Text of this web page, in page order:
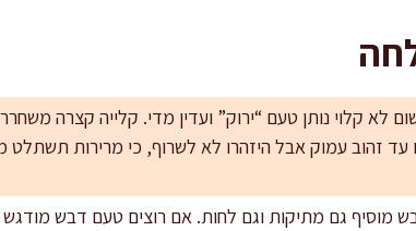
לא קלוי נותן טעם “ירוק” ועדין מדי. קלייה קצרה
זהוב עמוק אבל היזהרו לא לשרוף, כי מרירות תשתלט
מוסיף גם מתיקות וגם לחות. אם רוצים טעם דבש